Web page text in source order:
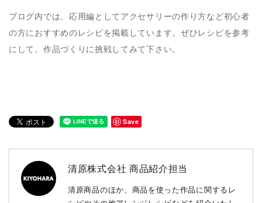
ブログ内では、応用編としてアクセサリーの作り方など初心者
の方におすすめのレシピを掲載しています。ぜひレシピを参考
にして、作品づくりに挑戦してみて下さい。
Save
清原株式会社 商品紹介担当
清原商品のほか、商品を使った作品に関するレ